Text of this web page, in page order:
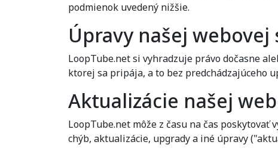
podmienok uvedený nižšie.
Úpravy našej webovej
LoopTube.net si vyhradzuje právo dočasne
ktorej sa pripája, a to bez predchádzajúceho
Aktualizácie našej
LoopTube.net môže z času na čas
chýb, aktualizácie, upgrady a iné úpravy